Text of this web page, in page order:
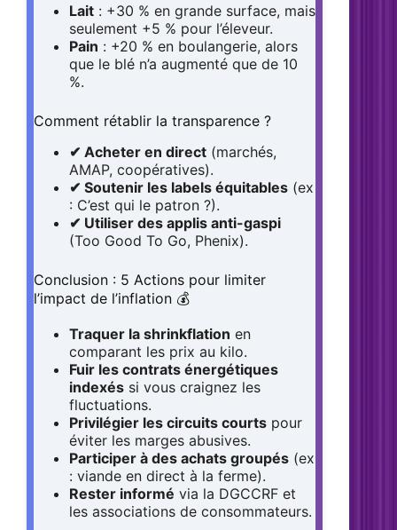
Lait : +30 % en grande surface, mais
seulement +5 % pour l’éleveur.
Pain : +20 % en boulangerie, alors
que le blé n’a augmenté que de 10
%.
Comment rétablir la transparence ?
✔ Acheter en direct (marchés,
AMAP, coopératives).
✔ Soutenir les labels équitables (ex
: C’est qui le patron ?).
✔ Utiliser des applis anti-gaspi
(Too Good To Go, Phenix).
Conclusion : 5 Actions pour limiter
l’impact de l’inflation 💰
Traquer la shrinkflation en
comparant les prix au kilo.
Fuir les contrats énergétiques
indexés si vous craignez les
fluctuations.
Privilégier les circuits courts pour
éviter les marges abusives.
Participer à des achats groupés (ex
: viande en direct à la ferme).
Rester informé via la DGCCRF et
les associations de consommateurs.